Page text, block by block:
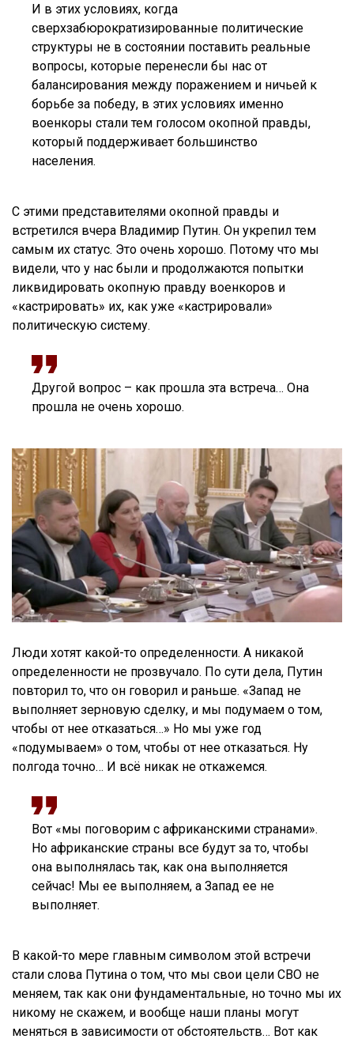
И в этих условиях, когда
сверхзабюрократизированные политические
структуры не в состоянии поставить реальные
вопросы, которые перенесли бы нас от
балансирования между поражением и ничьей к
борьбе за победу, в этих условиях именно
военкоры стали тем голосом окопной правды,
который поддерживает большинство
населения.
С этими представителями окопной правды и
встретился вчера Владимир Путин. Он укрепил тем
самым их статус. Это очень хорошо. Потому что мы
видели, что у нас были и продолжаются попытки
ликвидировать окопную правду военкоров и
«кастрировать» их, как уже «кастрировали»
политическую систему.
Другой вопрос – как прошла эта встреча… Она
прошла не очень хорошо.
Люди хотят какой-то определенности. А никакой
определенности не прозвучало. По сути дела, Путин
повторил то, что он говорил и раньше. «Запад не
выполняет зерновую сделку, и мы подумаем о том,
чтобы от нее отказаться…» Но мы уже год
«подумываем» о том, чтобы от нее отказаться. Ну
полгода точно… И всё никак не откажемся.
Вот «мы поговорим с африканскими странами».
Но африканские страны все будут за то, чтобы
она выполнялась так, как она выполняется
сейчас! Мы ее выполняем, а Запад ее не
выполняет.
В какой-то мере главным символом этой встречи
стали слова Путина о том, что мы свои цели СВО не
меняем, так как они фундаментальные, но точно мы их
никому не скажем, и вообще наши планы могут
меняться в зависимости от обстоятельств… Вот как